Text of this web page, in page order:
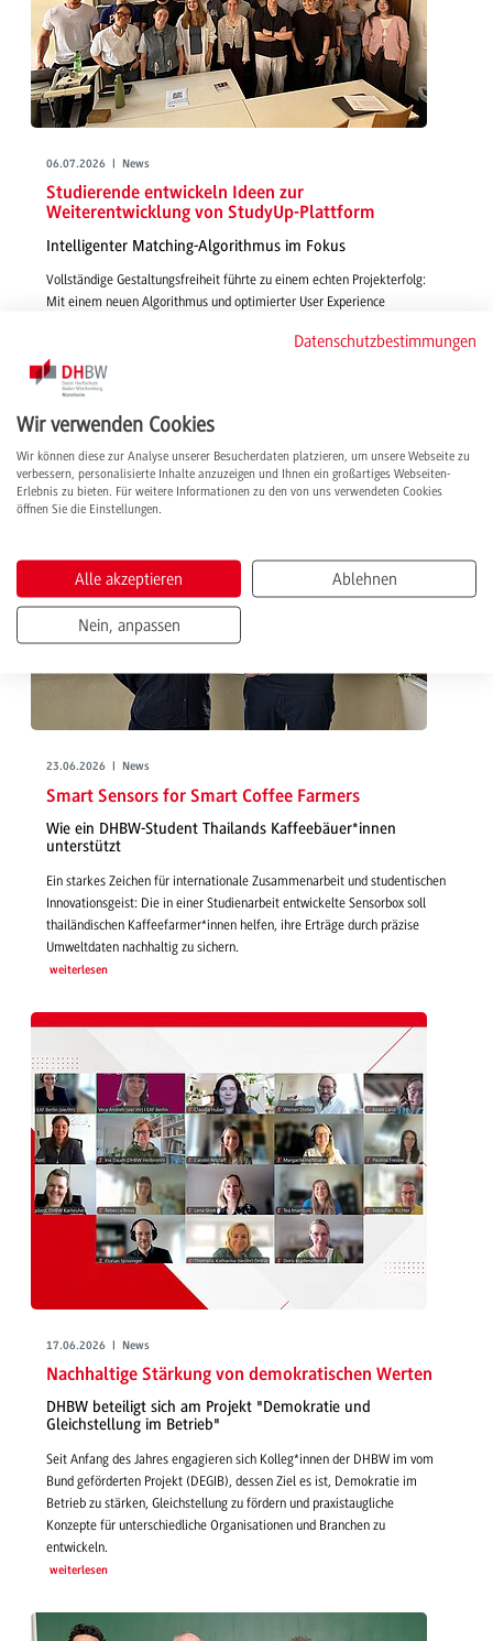
06.07.2026 | News
Studierende entwickeln Ideen zur
Weiterentwicklung von StudyUp-Plattform
Intelligenter Matching-Algorithmus im Fokus
Vollständige Gestaltungsfreiheit führte zu einem echten Projekterfolg:
Mit einem neuen Algorithmus und optimierter User Experience
smarte und passgenaue Features für die Vermittlung von Studienplätzen
über StudyUp.
weiterlesen
23.06.2026 | News
Smart Sensors for Smart Coffee Farmers
Wie ein DHBW-Student Thailands Kaffeebäuer*innen
unterstützt
Ein starkes Zeichen für internationale Zusammenarbeit und studentischen
Innovationsgeist: Die in einer Studienarbeit entwickelte Sensorbox soll
thailändischen Kaffeefarmer*innen helfen, ihre Erträge durch präzise
Umweltdaten nachhaltig zu sichern.
weiterlesen
17.06.2026 | News
Nachhaltige Stärkung von demokratischen Werten
DHBW beteiligt sich am Projekt "Demokratie und
Gleichstellung im Betrieb"
Seit Anfang des Jahres engagieren sich Kolleg*innen der DHBW im vom
Bund geförderten Projekt (DEGIB), dessen Ziel es ist, Demokratie im
Betrieb zu stärken, Gleichstellung zu fördern und praxistaugliche
Konzepte für unterschiedliche Organisationen und Branchen zu
entwickeln.
weiterlesen
Datenschutzbestimmungen
Wir verwenden Cookies
Wir können diese zur Analyse unserer Besucherdaten platzieren, um unsere Webseite zu
verbessern, personalisierte Inhalte anzuzeigen und Ihnen ein großartiges Webseiten-
Erlebnis zu bieten. Für weitere Informationen zu den von uns verwendeten Cookies
öffnen Sie die Einstellungen.
Alle akzeptieren Ablehnen
Nein, anpassen